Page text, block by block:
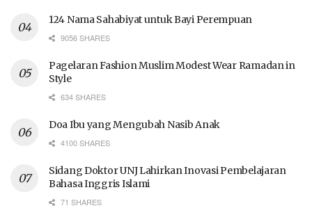
124 Nama Sahabiyat untuk Bayi Perempuan
9056 SHARES
Pagelaran Fashion Muslim Modest Wear Ramadan in
Style
634 SHARES
Doa Ibu yang Mengubah Nasib Anak
4100 SHARES
Sidang Doktor UNJ Lahirkan Inovasi Pembelajaran
Bahasa Inggris Islami
71 SHARES